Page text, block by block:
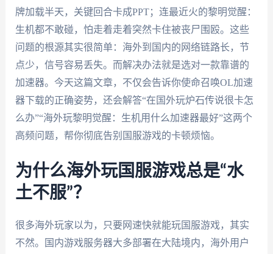
牌加载半天，关键回合卡成PPT；连最近火的黎明觉醒：
生机都不敢碰，怕走着走着突然卡住被丧尸围殴。这些
问题的根源其实很简单：海外到国内的网络链路长，节
点少，信号容易丢失。而解决办法就是选对一款靠谱的
加速器。今天这篇文章，不仅会告诉你使命召唤OL加速
器下载的正确姿势，还会解答“在国外玩炉石传说很卡怎
么办”“海外玩黎明觉醒：生机用什么加速器最好”这两个
高频问题，帮你彻底告别国服游戏的卡顿烦恼。
为什么海外玩国服游戏总是“水
土不服”？
很多海外玩家以为，只要网速快就能玩国服游戏，其实
不然。国内游戏服务器大多部署在大陆境内，海外用户